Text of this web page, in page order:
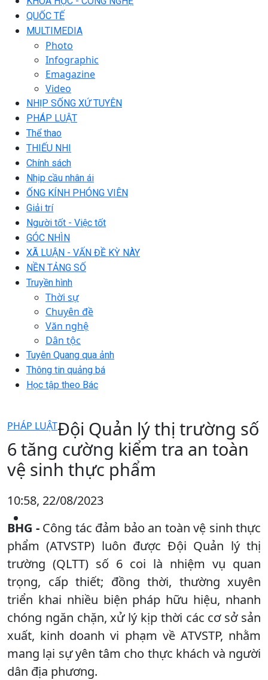
QUỐC TẾ
MULTIMEDIA
Photo
Infographic
Emagazine
Video
NHỊP SỐNG XỨ TUYÊN
PHÁP LUẬT
Thể thao
THIẾU NHI
Chính sách
Nhịp cầu nhân ái
ỐNG KÍNH PHÓNG VIÊN
Giải trí
Người tốt - Việc tốt
GÓC NHÌN
XÃ LUẬN - VẤN ĐỀ KỲ NÀY
NỀN TẢNG SỐ
Truyền hình
Thời sự
Chuyên đề
Văn nghệ
Dân tộc
Tuyên Quang qua ảnh
Thông tin quảng bá
Học tập theo Bác
PHÁP LUẬTĐội Quản lý thị trường số
6 tăng cường kiểm tra an toàn
vệ sinh thực phẩm
10:58, 22/08/2023
BHG -Công tác đảm bảo an toàn vệ sinh thực
phẩm (ATVSTP) luôn được Đội Quản lý thị
trường (QLTT) số 6 coi là nhiệm vụ quan
trọng, cấp thiết; đồng thời, thường xuyên
triển khai nhiều biện pháp hữu hiệu, nhanh
chóng ngăn chặn, xử lý kịp thời các cơ sở sản
xuất, kinh doanh vi phạm về ATVSTP, nhằm
mang lại sự yên tâm cho thực khách và người
dân địa phương.